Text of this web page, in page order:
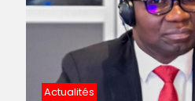
Actualités